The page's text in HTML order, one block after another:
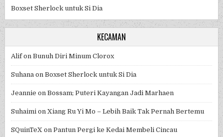
Boxset Sherlock untuk Si Dia
KECAMAN
AlifonBunuh Diri Minum Clorox
Suhana onBoxset Sherlock untuk Si Dia
Jeannie onBossam; Puteri Kayangan Jadi Marhaen
Suhaimi onXiang Ru Yi Mo – Lebih Baik Tak Pernah Bertemu
SQuinTeX onPantun Pergi ke Kedai Membeli Cincau